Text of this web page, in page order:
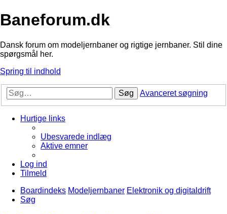
Baneforum.dk
Dansk forum om modeljernbaner og rigtige jernbaner. Stil dine
spørgsmål her.
Spring til indhold
Søg Avanceret søgning
Hurtige links
Ubesvarede indlæg
Aktive emner
Log ind
Tilmeld
Boardindeks Modeljernbaner Elektronik og digitaldrift
Søg